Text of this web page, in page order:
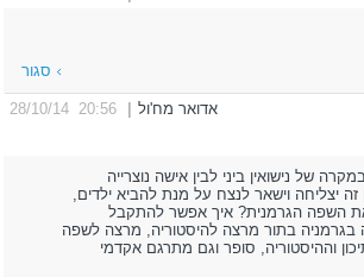
סגור
אדואר מח'ול 20:56 28/10/14
של נישואין ביני לבין אישה נוצרייה
זה יצליחה וישאר לנצח על מנת להביא ילדים,
השפה הגרמנית? איך אפשר להתקבל
בגרמניה בתור מרצה להיסטוריה, מרצה לשפה
וההיסטוריה, סופר וגם מתרגם אקדמי